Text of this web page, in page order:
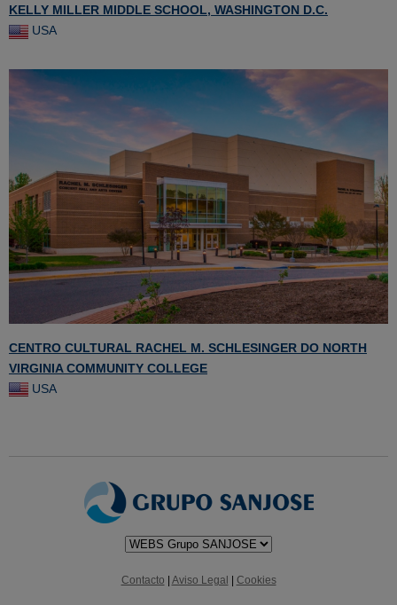
KELLY MILLER MIDDLE SCHOOL, WASHINGTON D.C.
USA
CENTRO CULTURAL RACHEL M. SCHLESINGER DO NORTH
VIRGINIA COMMUNITY COLLEGE
USA
Contacto | Aviso Legal | Cookies